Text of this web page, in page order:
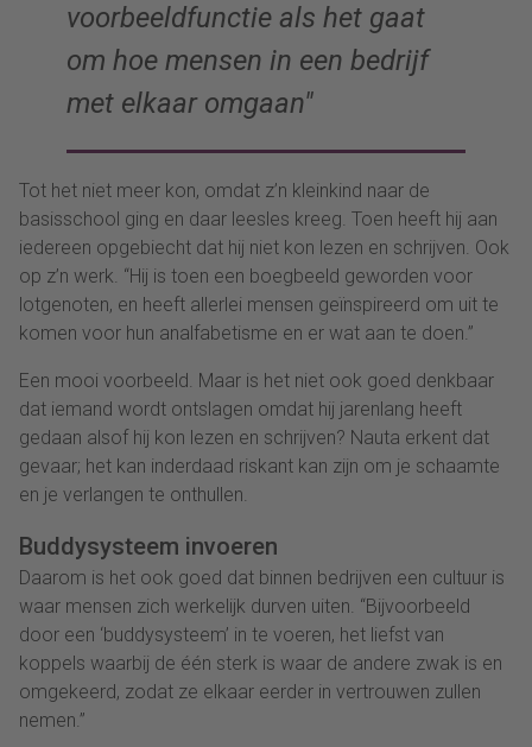
voorbeeldfunctie als het gaat
om hoe mensen in een bedrijf
met elkaar omgaan
Tot het niet meer kon, omdat z’n kleinkind naar de
basisschool ging en daar leesles kreeg. Toen heeft hij aan
iedereen opgebiecht dat hij niet kon lezen en schrijven. Ook
op z’n werk. “Hij is toen een boegbeeld geworden voor
lotgenoten, en heeft allerlei mensen geïnspireerd om uit te
komen voor hun analfabetisme en er wat aan te doen.”
Een mooi voorbeeld. Maar is het niet ook goed denkbaar
dat iemand wordt ontslagen omdat hij jarenlang heeft
gedaan alsof hij kon lezen en schrijven? Nauta erkent dat
gevaar; het kan inderdaad riskant kan zijn om je schaamte
en je verlangen te onthullen.
Buddysysteem invoeren
Daarom is het ook goed dat binnen bedrijven een cultuur is
waar mensen zich werkelijk durven uiten. “Bijvoorbeeld
door een ‘buddysysteem’ in te voeren, het liefst van
koppels waarbij de één sterk is waar de andere zwak is en
omgekeerd, zodat ze elkaar eerder in vertrouwen zullen
nemen.”